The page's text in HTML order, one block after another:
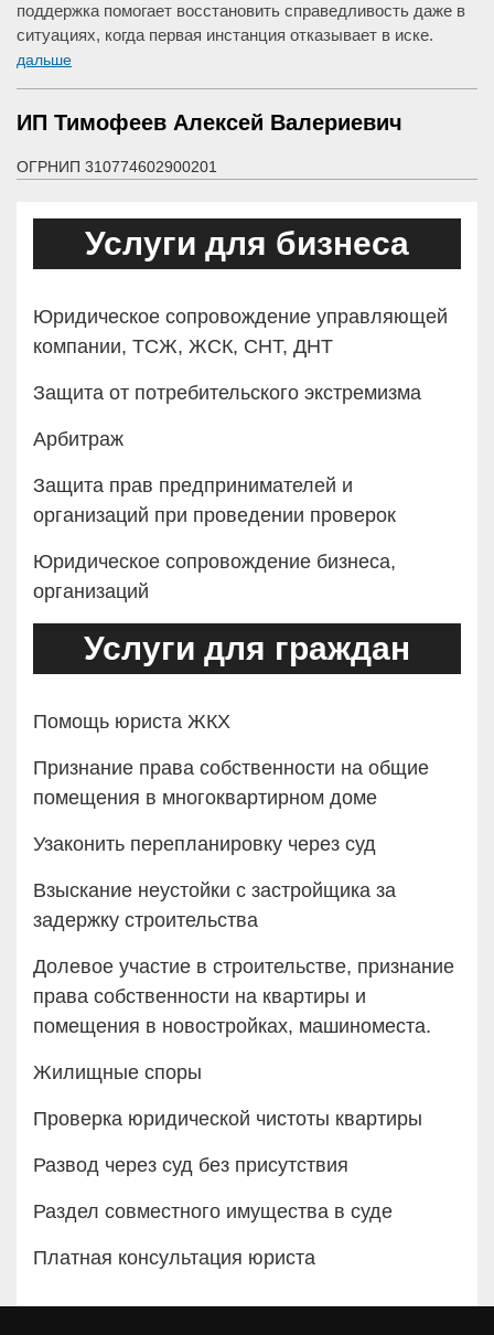
поддержка помогает восстановить справедливость даже в
ситуациях, когда первая инстанция отказывает в иске.
дальше
ИП Тимофеев Алексей Валериевич
ОГРНИП 310774602900201
Услуги для бизнеса
Юридическое сопровождение управляющей
компании, ТСЖ, ЖСК, СНТ, ДНТ
Защита от потребительского экстремизма
Арбитраж
Защита прав предпринимателей и
организаций при проведении проверок
Юридическое сопровождение бизнеса,
организаций
Услуги для граждан
Помощь юриста ЖКХ
Признание права собственности на общие
помещения в многоквартирном доме
Узаконить перепланировку через суд
Взыскание неустойки с застройщика за
задержку строительства
Долевое участие в строительстве, признание
права собственности на квартиры и
помещения в новостройках, машиноместа.
Жилищные споры
Проверка юридической чистоты квартиры
Развод через суд без присутствия
Раздел совместного имущества в суде
Платная консультация юриста